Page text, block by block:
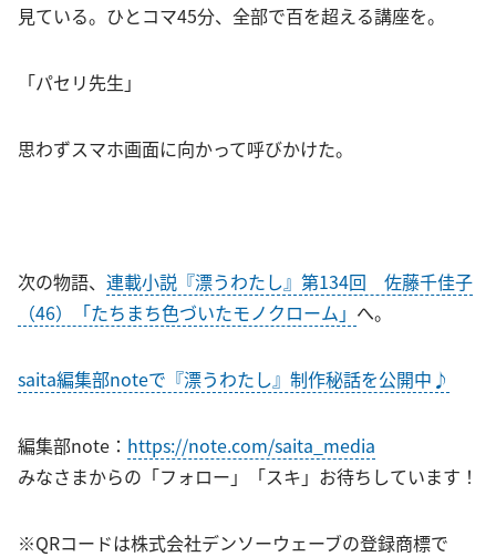
見ている。ひとコマ45分、全部で百を超える講座を。
「パセリ先生」
思わずスマホ画面に向かって呼びかけた。
次の物語、 連載小説『漂うわたし』第134回 佐藤千佳子
（46）「たちまち色づいたモノクローム」 へ。
saita編集部noteで『漂うわたし』制作秘話を公開中♪
編集部note： https://note.com/saita_media
みなさまからの「フォロー」「スキ」お待ちしています！
※QRコードは株式会社デンソーウェーブの登録商標で